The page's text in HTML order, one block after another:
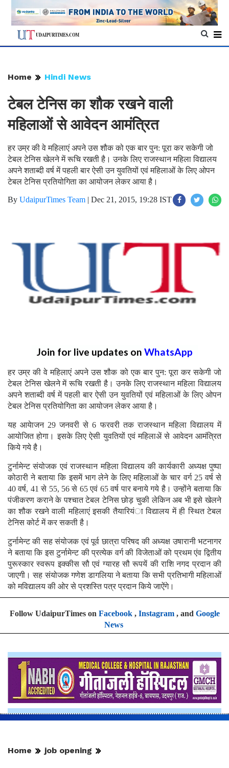
Home Hindi News
टेबल टेनिस का शौक रखने वाली
महिलाओं से आवेदन आमंत्रित
हर उम्र की वे महिलाएं अपने उस शौक को एक बार पुन: पूरा कर सकेगी जो
टेबल टेनिस खेलने में रूचि रखती है। उनके लिए राजस्थान महिला विद्यालय
अपने शताब्दी वर्ष में पहली बार ऐसी उन युवतियों एवं महिलाओं के लिए ओपन
टेबल टेनिस प्रतियोगिता का आयोजन लेकर आया है।
By UdaipurTimes Team | Dec 21, 2015, 19:28 IST
Join for live updates on WhatsApp
हर उम्र की वे महिलाएं अपने उस शौक को एक बार पुन: पूरा कर सकेगी जो
टेबल टेनिस खेलने में रूचि रखती है। उनके लिए राजस्थान महिला विद्यालय
अपने शताब्दी वर्ष में पहली बार ऐसी उन युवतियों एवं महिलाओं के लिए ओपन
टेबल टेनिस प्रतियोगिता का आयोजन लेकर आया है।
यह आयेाजन 29 जनवरी से 6 फरवरी तक राजस्थान महिला विद्यालय में
आयोजित होगा। इसके लिए ऐसी युवतियों एवं महिलाअें से आवेदन आमंत्रित
किये गये है।
टुर्नामेन्ट संयोजक एवं राजस्थान महिला विद्यालय की कार्यकारी अध्यक्ष पुष्पा
कोठारी ने बताया कि इसमें भाग लेने के लिए महिलाओं के चार वर्ग 25 वर्ष से
40 वर्ष, 41 से 55, 56 से 65 एवं 65 वर्ष पार बनाये गये है। उन्होंने बताया कि
पंजीकरण कराने के पश्चात टेबल टेनिस छोड़ चुकी लेकिन अब भी इसे खेलने
का शौक रखने वाली महिलाएं इसकी तैयारियंा विद्यालय में ही स्थित टेबल
टेनिस कोर्ट में कर सकती है।
टुर्नामेन्ट की सह संयोजक एवं पूर्व छात्रा परिषद की अध्यक्ष उषारानी भटनागर
ने बताया कि इस टुर्नामेन्ट की प्रत्येक वर्ग की विजेताओं को प्रथम एंव द्वितीय
पुरूस्कार स्वरूप इक्कीस सौ एवं ग्यारह सौ रूपयें की राशि नगद प्रदान की
जाएगी। सह संयोजक गणेश डागलिया ने बताया कि सभी प्रतिभागी महिलाओं
को मविद्यालय की ओर से प्रशस्ति पत्र प्रदान किये जाऐंगे।
Follow UdaipurTimes on Facebook, Instagram, and Google
News
Home job opening